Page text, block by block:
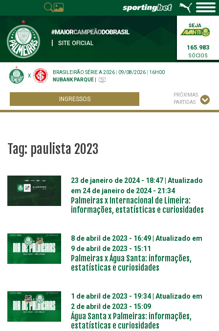
SITE OFICIAL
165.983
SÓCIOS
X
BRASILEIRÃO SÉRIE A 2026 09/08/2026
16H00
NUBANK PARQUE
INGRESSOS
PRÓXIMAS
PARTIDAS
Tag: paulista 2023
23 de janeiro de 2024 - 18:47 | Atualizado
em 24 de janeiro de 2024 - 21:34
Palmeiras x Internacional de Limeira:
informações, estatísticas e curiosidades
8 de abril de 2023 - 16:49 | Atualizado em
9 de abril de 2023 - 15:11
Palmeiras x Água Santa: informações,
estatísticas e curiosidades
1 de abril de 2023 - 19:34| Atualizado em
2 de abril de 2023 - 15:09
Água Santa x Palmeiras: informações,
estatísticas e curiosidades